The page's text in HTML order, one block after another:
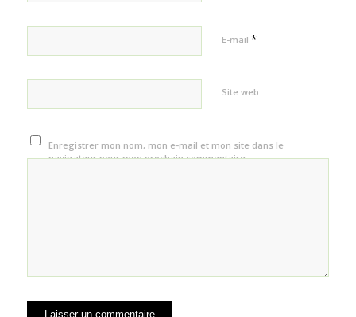
E-mail *
Site web
Enregistrer mon nom, mon e-mail et mon site dans le
navigateur pour mon prochain commentaire.